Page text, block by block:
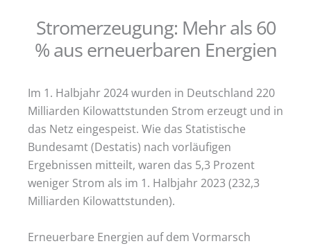
Stromerzeugung: Mehr als 60
% aus erneuerbaren Energien
Im 1. Halbjahr 2024 wurden in Deutschland 220
Milliarden Kilowattstunden Strom erzeugt und in
das Netz eingespeist. Wie das Statistische
Bundesamt (Destatis) nach vorläufigen
Ergebnissen mitteilt, waren das 5,3 Prozent
weniger Strom als im 1. Halbjahr 2023 (232,3
Milliarden Kilowattstunden).
Erneuerbare Energien auf dem Vormarsch